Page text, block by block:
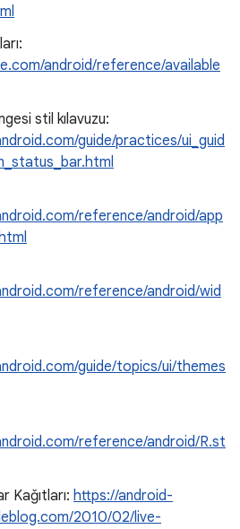
android/reference/available
stil kılavuzu:
guide/practices/ui_guid
reference/android/app
reference/android/wid
guide/topics/ui/themes
reference/android/R.st
Kağıtları: https://android-
2010/02/live-